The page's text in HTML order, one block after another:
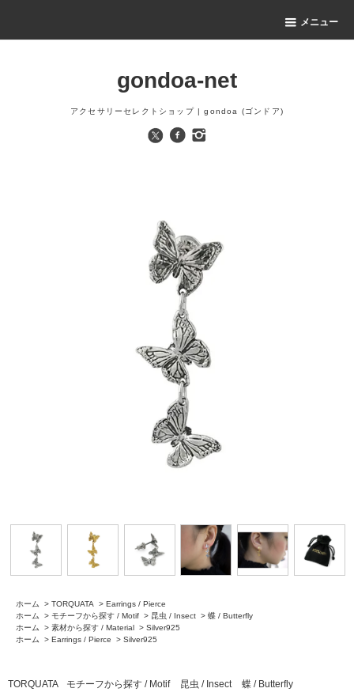
メニュー
gondoa-net
アクセサリーセレクトショップ | gondoa (ゴンドア)
ホーム > TORQUATA > Earrings / Pierce
ホーム
> モチーフから探す / Motif > 昆虫 / Insect > 蝶 / Butterfly
ホーム
> 素材から探す / Material > Silver925
ホーム
> Earrings / Pierce > Silver925
TORQUATA モチーフから探す / Motif 昆虫 / Insect
蝶 / Butterfly